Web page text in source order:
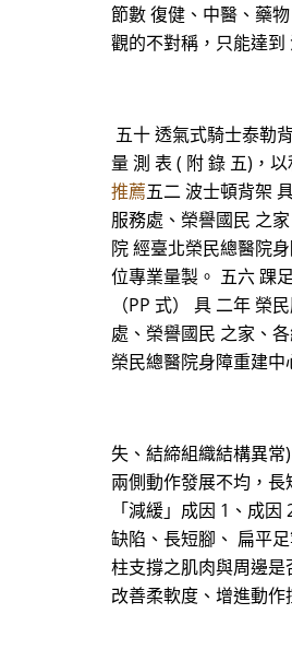
節數 復健、中醫、藥
觀的不對稱，只能達到
五十 透氣式騎士泰勒
量 測 表 ( 附 錄 五)，
推薦五二 波士頓背架
服務處、榮譽國民 之
院 經臺北榮民總醫院
位專業量製。 五六 踝
（PP 式） 具 二年
處、榮譽國民 之家、
榮民總醫院身障重建中
失、結締組織結構異
兩側動作發展不均，
「減緩」成因 1、成
缺陷、長短腳、 扁平
柱支撐之肌肉與周邊
改善柔軟度、增進動作